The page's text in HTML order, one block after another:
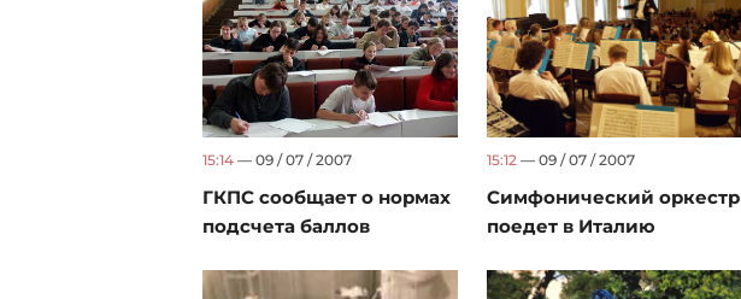
15:14 — 09 / 07 / 2007
ГКПС сообщает о нормах
подсчета баллов
15:12 — 09 / 07 / 2007
Симфонический оркестр
поедет в Италию